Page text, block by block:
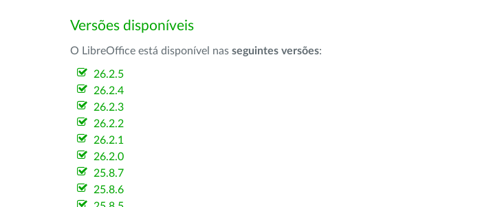
Versões disponíveis
O LibreOffice está disponível nas seguintes versões:
26.2.5
26.2.4
26.2.3
26.2.2
26.2.1
26.2.0
25.8.7
25.8.6